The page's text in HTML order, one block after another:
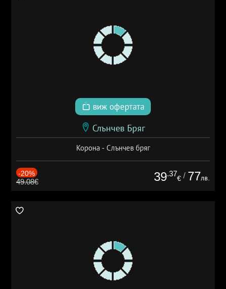
виж офертата
Слънчев Бряг
Корона - Слънчев бряг
-20%
49.08€ 39.37
€ / 77лв.